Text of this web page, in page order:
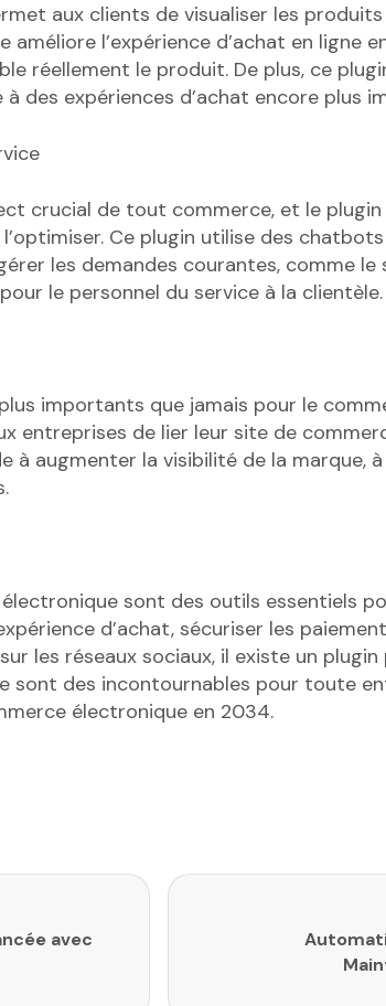
aux clients de visualiser les
l’expérience d’achat en ligne
réellement le produit. De plus, ce
des expériences d’achat encore plus
crucial de tout commerce, et le
Ce plugin utilise des
les demandes courantes, comme le
le personnel du service à la clientèle.
importants que jamais pour le
entreprises de lier leur site de
à augmenter la visibilité de la marque,
sont des outils essentiels
d’achat, sécuriser les
les réseaux sociaux, il existe un plugin
sont des incontournables pour toute
électronique en 2034.
avec